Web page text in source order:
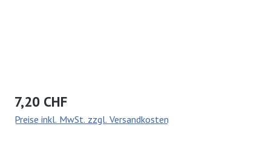
Regulärer Preis:
7,20 CHF
Preise inkl. MwSt. zzgl. Versandkosten